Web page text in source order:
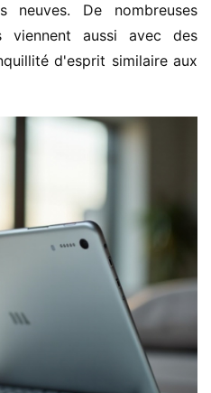
neuves. De nombreuses
viennent aussi avec des
d'esprit similaire aux